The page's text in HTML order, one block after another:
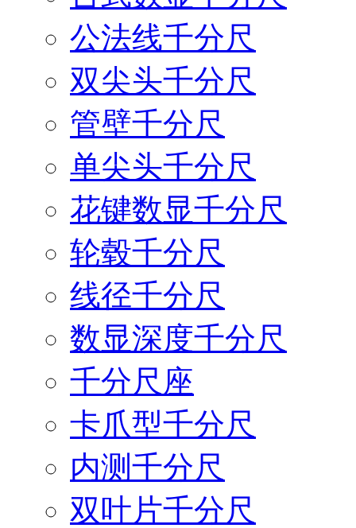
公法线千分尺
双尖头千分尺
管壁千分尺
单尖头千分尺
花键数显千分尺
轮毂千分尺
线径千分尺
数显深度千分尺
千分尺座
卡爪型千分尺
内测千分尺
双叶片千分尺